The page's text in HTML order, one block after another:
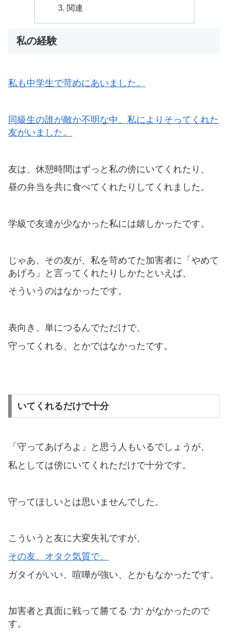
関連
私の経験
私も中学生で苛めにあいました。
同級生の誰が敵か不明な中、私によりそってくれた
友がいました。
友は、休憩時間はずっと私の傍にいてくれたり、
昼の弁当を共に食べてくれたりしてくれました。
学級で友達が少なかった私には嬉しかったです。
じゃあ、その友が、私を苛めてた加害者に「やめて
あげろ」と言ってくれたりしかたといえば、
そういうのはなかったです。
表向き、単につるんでただけで、
守ってくれる、とかではなかったです。
いてくれるだけで十分
「守ってあげろよ」と思う人もいるでしょうが、
私としては傍にいてくれただけで十分です。
守ってほしいとは思いませんでした。
こういうと友に大変失礼ですが、
その友、オタク気質で、
ガタイがいい、喧嘩が強い、とかもなかったです。
加害者と真面に戦って勝てる ‘力’ がなかったので
す。